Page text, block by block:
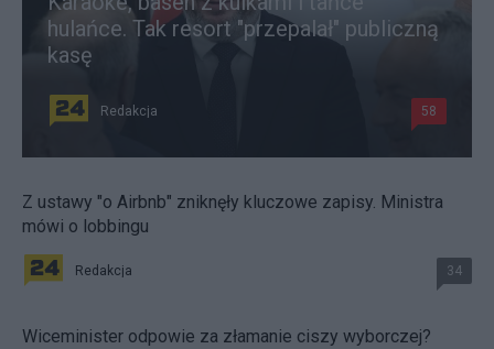
hulańce. Tak resort "przepalał" publiczną
kasę
Redakcja 58
Z ustawy "o Airbnb" zniknęły kluczowe zapisy. Ministra
mówi o lobbingu
Redakcja 34
Wiceminister odpowie za złamanie ciszy wyborczej?